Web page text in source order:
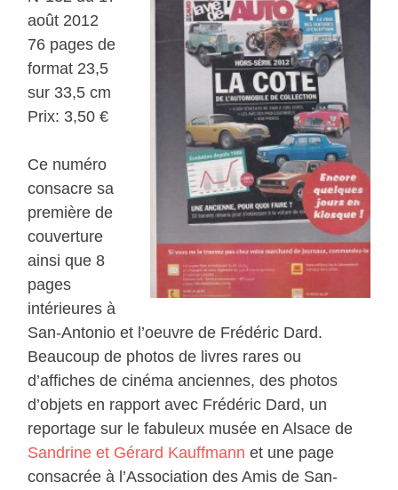
août 2012
76 pages de
format 23,5
sur 33,5 cm
Prix: 3,50 €
Ce numéro
consacre sa
première de
couverture
ainsi que 8
pages
intérieures à
San-Antonio et l’oeuvre de Frédéric Dard.
Beaucoup de photos de livres rares ou
d’affiches de cinéma anciennes, des photos
d’objets en rapport avec Frédéric Dard, un
reportage sur le fabuleux musée en Alsace de
Sandrine et Gérard Kauffmann et une page
consacrée à l’Association des Amis de San-